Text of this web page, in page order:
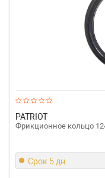
PATRIOT
Фрикционное кольцо
Срок 5 дн.